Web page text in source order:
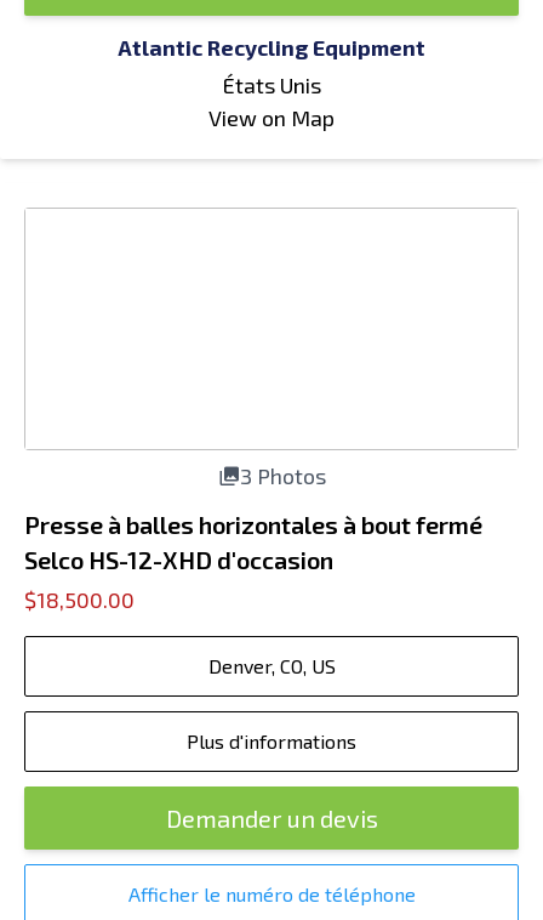
Atlantic Recycling Equipment
États Unis
View on Map
3 Photos
Presse à balles horizontales à bout fermé
Selco HS-12-XHD d'occasion
$18,500.00
Denver, CO, US
Plus d'informations
Demander un devis
Afficher le numéro de téléphone